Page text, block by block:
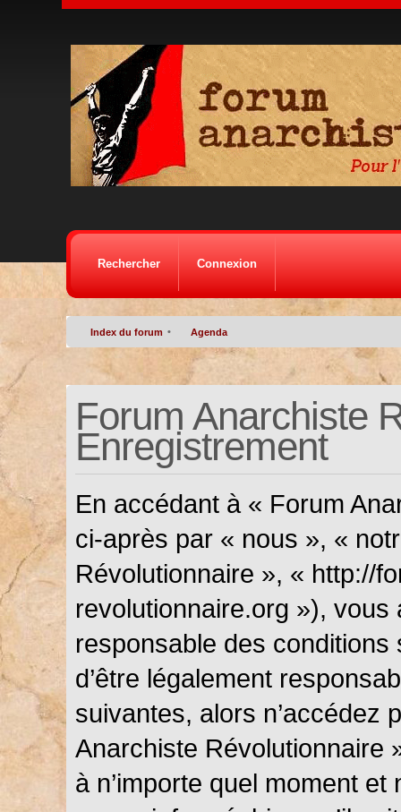
Rechercher Connexion
Index du forum • Agenda
Forum Anarchiste
Enregistrement
En accédant à « Forum
ci-après par « nous », «
Révolutionnaire », « http://
revolutionnaire.org »), vous
responsable des conditions
d’être légalement
suivantes, alors n’accédez
Anarchiste Révolutionnaire
à n’importe quel moment